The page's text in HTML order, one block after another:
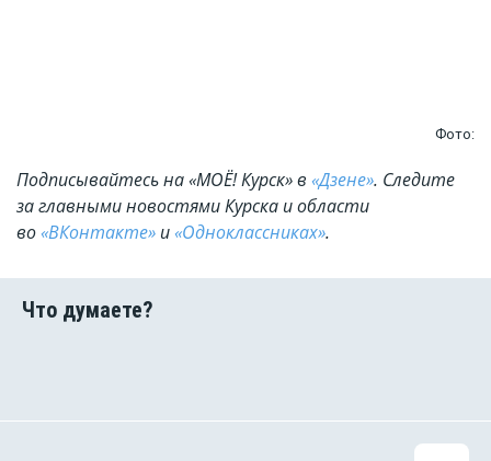
Фото:
Подписывайтесь на «МОЁ! Курск» в «Дзене». Cледите
за главными новостями Курска и области
во«ВКонтакте» и«Одноклассниках».